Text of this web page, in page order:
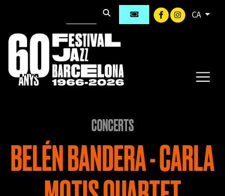
CA
CONCERTS
BELÉN BANDERA - CARLA